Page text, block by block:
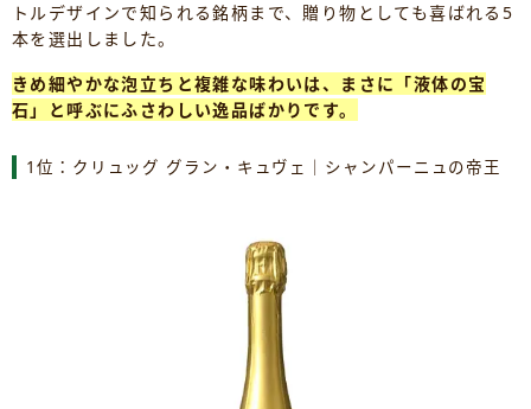
トルデザインで知られる銘柄まで、贈り物としても喜ばれる5
本を選出しました。
きめ細やかな泡立ちと複雑な味わいは、まさに「液体の宝
石」と呼ぶにふさわしい逸品ばかりです。
1位：クリュッグ グラン・キュヴェ｜シャンパーニュの帝王